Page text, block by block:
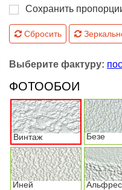
Сохранить
Сбросить
Выберите фактуру:
ФОТООБОИ
Винтаж Безе
Иней